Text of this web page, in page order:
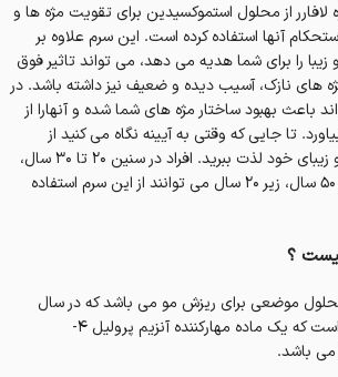
لافارر از محلول استموکسیدین برای تقویت مژه ها و
آنها استفاده کرده است. این سرم علاوه بر
زیبا را برای شما هدیه می دهد، می تواند تاثیر فوق
های نازک، آسیب دیده و ضعیف نیز داشته باشد. در
باعث بهبود ساختار مژه های شما شده و آنهارا از
تا جایی که وقتی به آیینه نگاه می کنید از
تماشای مژگان بلند و زیبای خود لذت ببرید. افراد در سنین 20 تا 30 سال،
40 تا 50 سال، بالای 50 سال، زیر 20 سال می توانند از این سرم استفاده
؟
موضعی برای ریزش مو می باشد که در سال
2012 به ثبت رسیده است که یک ماده مهارکننده آنزیم پرولیل 4-